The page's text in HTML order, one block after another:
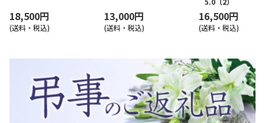
18,500円
(送料・税込)
13,000円
(送料・税込)
16,500円
(送料・税込)